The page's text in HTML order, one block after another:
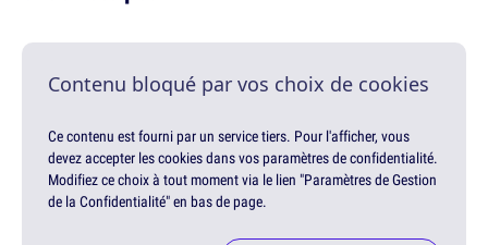
Contenu bloqué par vos choix de cookies
Ce contenu est fourni par un service tiers. Pour l'afficher, vous
devez accepter les cookies dans vos paramètres de confidentialité.
Modifiez ce choix à tout moment via le lien "Paramètres de Gestion
de la Confidentialité" en bas de page.